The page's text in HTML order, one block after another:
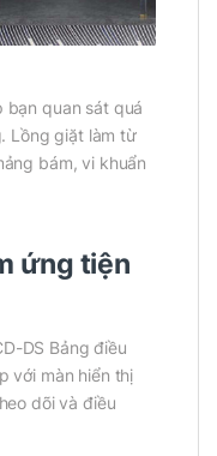
bạn quan sát quá
Lồng giặt làm từ
bám, vi khuẩn
ứng tiện
DS Bảng điều
với màn hiển thị
dõi và điều